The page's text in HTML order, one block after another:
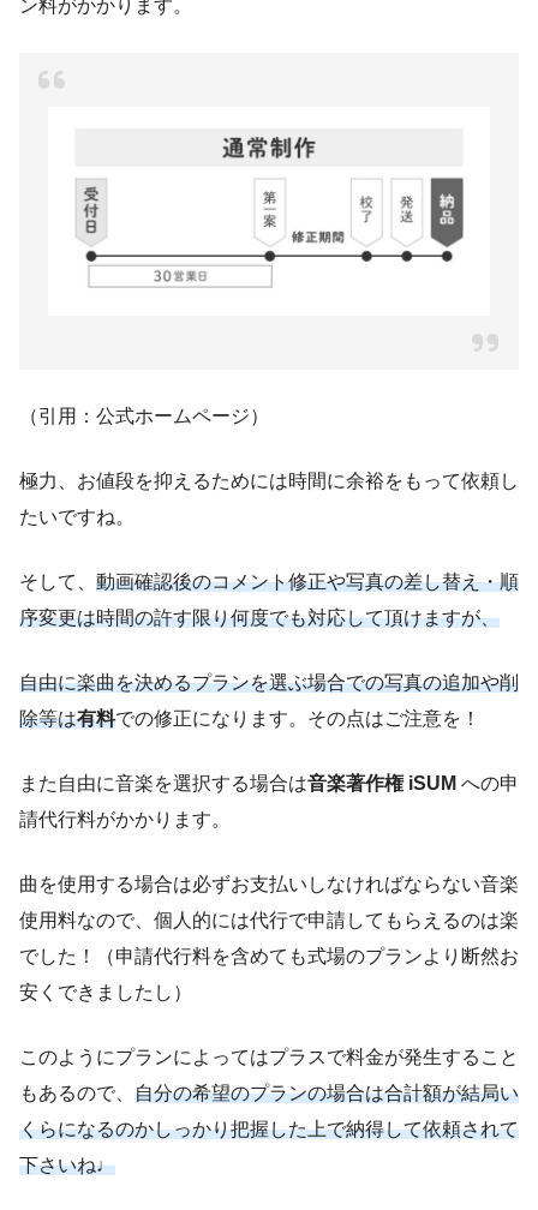
ン料がかかります。
（引用：公式ホームページ）
極力、お値段を抑えるためには時間に余裕をもって依頼し
たいですね。
そして、 動画確認後のコメント修正や写真の差し替え・順
序変更は時間の許す限り何度でも対応して頂けますが、
自由に楽曲を決めるプランを選ぶ場合での写真の追加や削
除等は有料での修正になります。その点はご注意を！
また自由に音楽を選択する場合は音楽著作権 iSUM への申
請代行料がかかります。
曲を使用する場合は必ずお支払いしなければならない音楽
使用料なので、個人的には代行で申請してもらえるのは楽
でした！（申請代行料を含めても式場のプランより断然お
安くできましたし）
このようにプランによってはプラスで料金が発生すること
もあるので、 自分の希望のプランの場合は合計額が結局い
くらになるのかしっかり把握した上で納得して依頼されて
下さいね♩